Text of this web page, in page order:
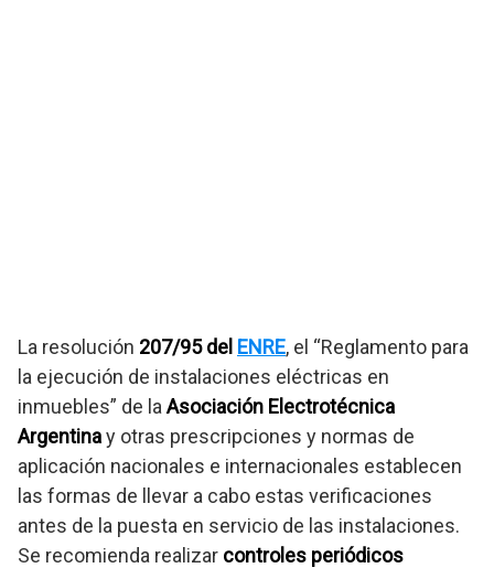
La resolución 207/95 del ENRE, el “Reglamento para
la ejecución de instalaciones eléctricas en
inmuebles” de la Asociación Electrotécnica
Argentinay otras prescripciones y normas de
aplicación nacionales e internacionales establecen
las formas de llevar a cabo estas verificaciones
antes de la puesta en servicio de las instalaciones.
Se recomienda realizar controles periódicos